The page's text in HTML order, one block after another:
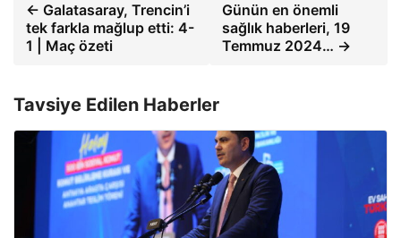
← Galatasaray, Trencin’i
tek farkla mağlup etti: 4-
1 | Maç özeti
Günün en önemli
sağlık haberleri, 19
Temmuz 2024… →
Tavsiye Edilen Haberler